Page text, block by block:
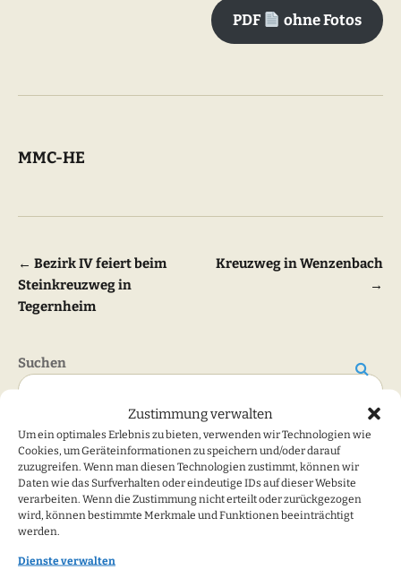
Zustimmung verwalten
Um ein optimales Erlebnis zu bieten, verwenden wir Technologien wie
Cookies, um Geräteinformationen zu speichern und/oder darauf
zuzugreifen. Wenn man diesen Technologien zustimmt, können wir
Daten wie das Surfverhalten oder eindeutige IDs auf dieser Website
verarbeiten. Wenn die Zustimmung nicht erteilt oder zurückgezogen
wird, können bestimmte Merkmale und Funktionen beeinträchtigt
werden.
Dienste verwalten
PDF ohne Fotos
MMC-HE
Beitragsnavigation
← Bezirk IV feiert beim
Steinkreuzweg in
Tegernheim
Kreuzweg in Wenzenbach
→
Suchen
Meldeformulare
Ich will Mitglied werden